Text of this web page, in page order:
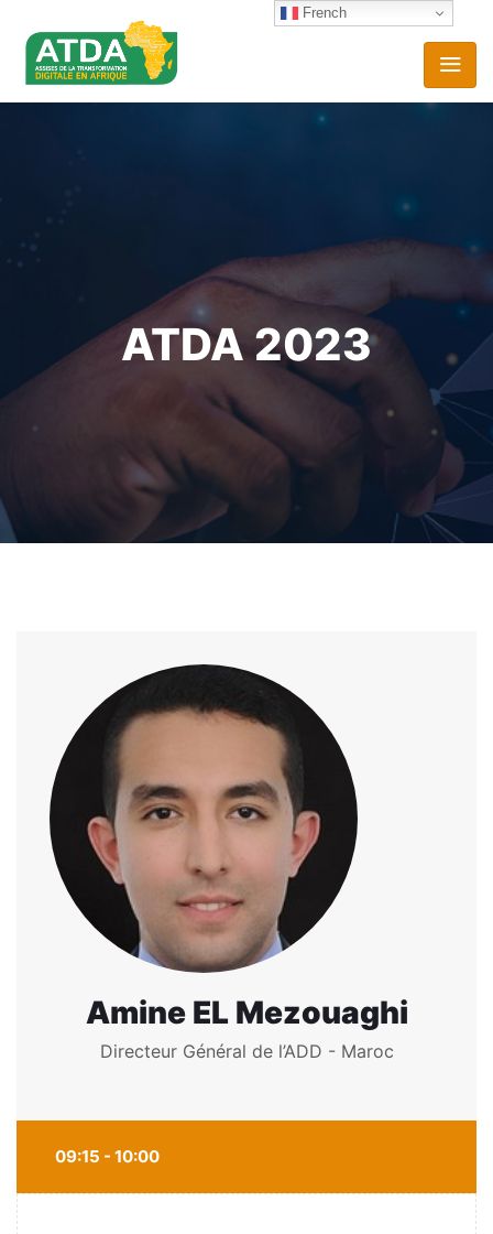
ATDA 2023
Amine EL Mezouaghi
Directeur Général de l’ADD - Maroc
09:15 - 10:00
French